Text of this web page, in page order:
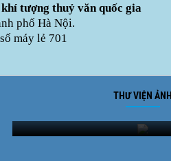
tượng thuỷ văn quốc gia
phố Hà Nội.
máy lẻ 701
THƯ VIỆN ẢNH